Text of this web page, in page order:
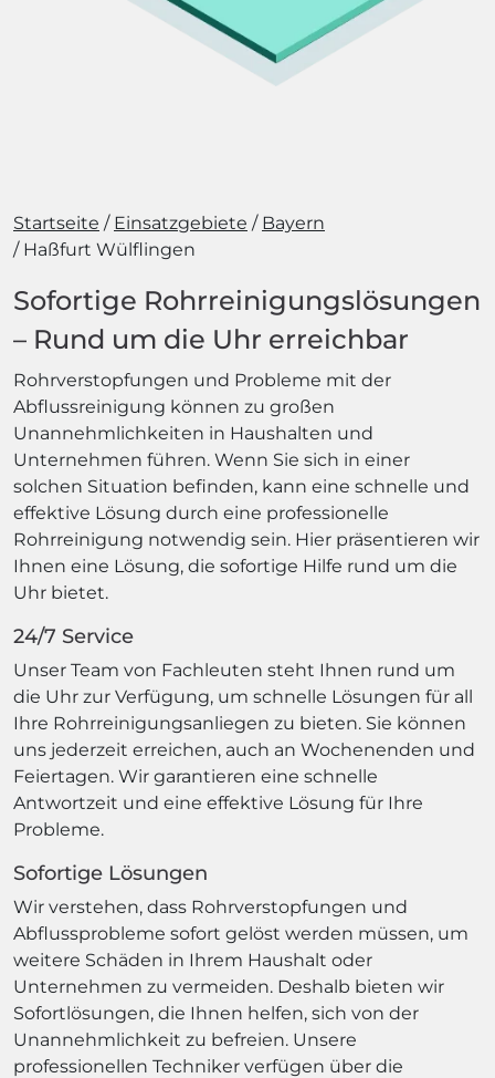
Startseite Einsatzgebiete
Bayern
Haßfurt Wülflingen
Sofortige Rohrreinigungslösungen
– Rund um die Uhr erreichbar
Rohrverstopfungen und Probleme mit der
Abflussreinigung können zu großen
Unannehmlichkeiten in Haushalten und
Unternehmen führen. Wenn Sie sich in einer
solchen Situation befinden, kann eine schnelle und
effektive Lösung durch eine professionelle
Rohrreinigung notwendig sein. Hier präsentieren wir
Ihnen eine Lösung, die sofortige Hilfe rund um die
Uhr bietet.
24/7 Service
Unser Team von Fachleuten steht Ihnen rund um
die Uhr zur Verfügung, um schnelle Lösungen für all
Ihre Rohrreinigungsanliegen zu bieten. Sie können
uns jederzeit erreichen, auch an Wochenenden und
Feiertagen. Wir garantieren eine schnelle
Antwortzeit und eine effektive Lösung für Ihre
Probleme.
Sofortige Lösungen
Wir verstehen, dass Rohrverstopfungen und
Abflussprobleme sofort gelöst werden müssen, um
weitere Schäden in Ihrem Haushalt oder
Unternehmen zu vermeiden. Deshalb bieten wir
Sofortlösungen, die Ihnen helfen, sich von der
Unannehmlichkeit zu befreien. Unsere
professionellen Techniker verfügen über die